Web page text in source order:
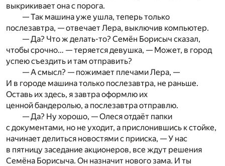
выкрикивает она с порога.
— Так машина уже ушла, теперь только
послезавтра, — отвечает Лера, выключив компьютер.
— Да? Что ж делать-то? Семён Борисыч сказал,
чтобы срочно… — теряется девушка, — Может, в город
успею съездить и там отправить?
— А смысл? — пожимает плечами Лера, —
И в городе машина только послезавтра, не раньше.
Оставь их здесь, я завтра оформлю их
ценной бандеролью, а послезавтра отправлю.
— Да? Ну хорошо, — Олеся отдаёт папки
с документами, но не уходит, а прислонившись к стойке,
начинает делиться новостями с прииска, — У нас
в пятницу заседание акционеров, все ждут решения
Семёна Борисыча. Он назначит нового зама. И ты